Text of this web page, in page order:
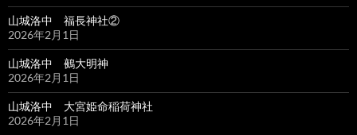
山城洛中 福長神社②
2026年2月1日
山城洛中 鵺大明神
2026年2月1日
山城洛中 大宮姫命稲荷神社
2026年2月1日